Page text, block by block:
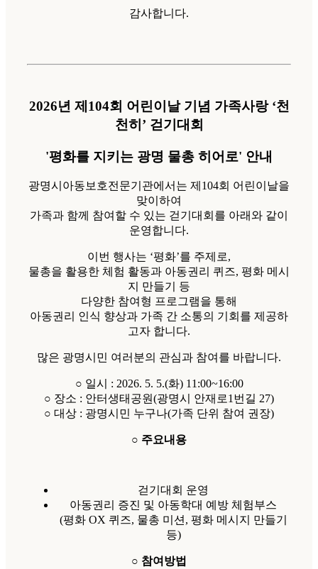
감사합니다.
2026년 제104회 어린이날 기념 가족사랑 ‘천
천히’ 걷기대회
'평화를 지키는 광명 물총 히어로' 안내
광명시아동보호전문기관에서는 제104회 어린이날을
맞이하여
가족과 함께 참여할 수 있는 걷기대회를 아래와 같이
운영합니다.
이번 행사는 ‘평화’를 주제로,
물총을 활용한 체험 활동과 아동권리 퀴즈, 평화 메시
지 만들기 등
다양한 참여형 프로그램을 통해
아동권리 인식 향상과 가족 간 소통의 기회를 제공하
고자 합니다.
많은 광명시민 여러분의 관심과 참여를 바랍니다.
○ 일시 : 2026. 5. 5.(화) 11:00~16:00
○ 장소 : 안터생태공원(광명시 안재로1번길 27)
○ 대상 : 광명시민 누구나(가족 단위 참여 권장)
○ 주요내용
걷기대회 운영
아동권리 증진 및 아동학대 예방 체험부스
(평화 OX 퀴즈, 물총 미션, 평화 메시지 만들기
등)
○ 참여방법